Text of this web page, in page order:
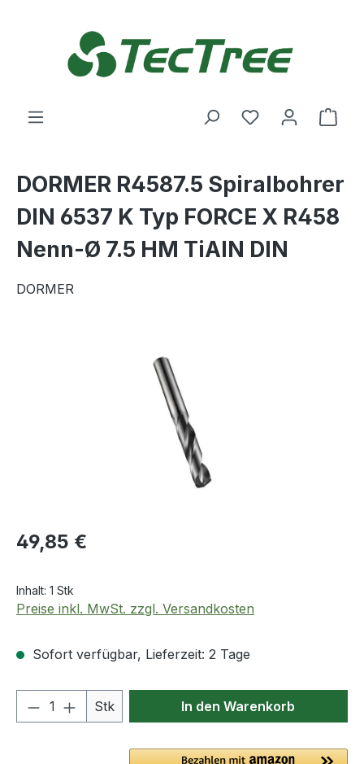
Du hast 0
DORMER R4587.5 Spiralbohrer
DIN 6537 K Typ FORCE X R458
Nenn-Ø 7.5 HM TiAlN DIN
DORMER
Regulärer Preis:
49,85 €
Inhalt: 1 Stk
Preise inkl. MwSt. zzgl. Versandkosten
Sofort verfügbar, Lieferzeit: 2 Tage
Produkt Anzahl: Gib den
Stk In den Warenkorb